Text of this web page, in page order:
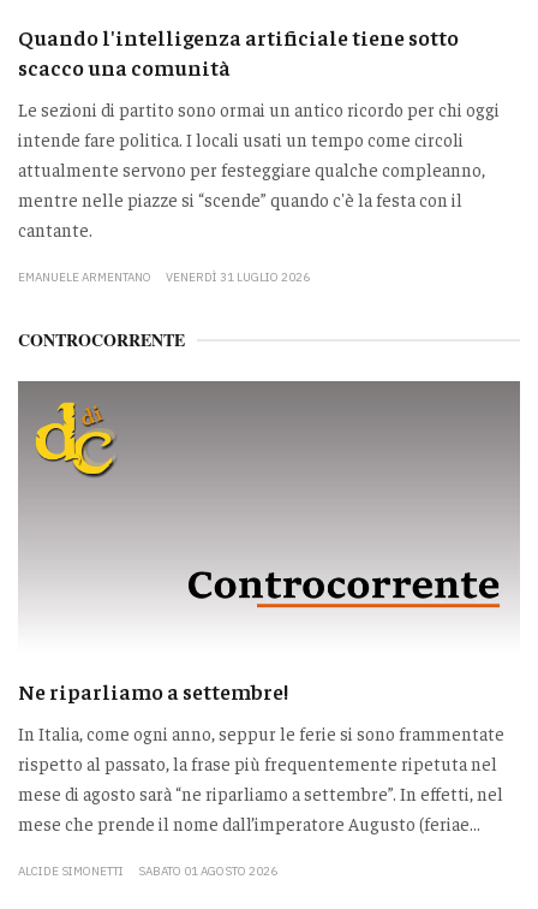
Quando l'intelligenza artificiale tiene sotto
scacco una comunità
Le sezioni di partito sono ormai un antico ricordo per chi oggi
intende fare politica. I locali usati un tempo come circoli
attualmente servono per festeggiare qualche compleanno,
mentre nelle piazze si “scende” quando c'è la festa con il
cantante.
EMANUELE ARMENTANO VENERDÌ 31 LUGLIO 2026
CONTROCORRENTE
Ne riparliamo a settembre!
In Italia, come ogni anno, seppur le ferie si sono frammentate
rispetto al passato, la frase più frequentemente ripetuta nel
mese di agosto sarà “ne riparliamo a settembre”. In effetti, nel
mese che prende il nome dall’imperatore Augusto (feriae...
ALCIDE SIMONETTI SABATO 01 AGOSTO 2026